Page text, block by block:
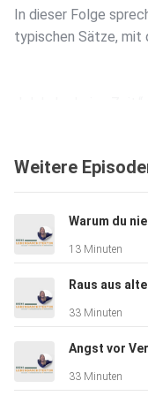
In dieser Folge
typischen Sätze, mit
„Ich mache das,
Autsch. Ja. Ich kenne
Problem ist, was
haben und warum
Weitere
13 Minuten
33 Minuten
33 Minuten